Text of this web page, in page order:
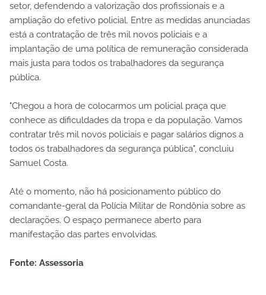
setor, defendendo a valorização dos profissionais e a
ampliação do efetivo policial. Entre as medidas anunciadas
está a contratação de três mil novos policiais e a
implantação de uma política de remuneração considerada
mais justa para todos os trabalhadores da segurança
pública.
"Chegou a hora de colocarmos um policial praça que
conhece as dificuldades da tropa e da população. Vamos
contratar três mil novos policiais e pagar salários dignos a
todos os trabalhadores da segurança pública", concluiu
Samuel Costa.
Até o momento, não há posicionamento público do
comandante-geral da Polícia Militar de Rondônia sobre as
declarações. O espaço permanece aberto para
manifestação das partes envolvidas.
Fonte: Assessoria